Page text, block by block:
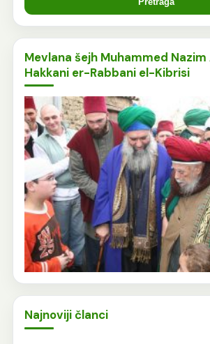
Mevlana šejh Muhammed
Hakkani er-Rabbani el-Kibrisi
Najnoviji članci